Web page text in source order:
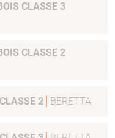
CLASSE 3
CLASSE 2
2 BERETTA